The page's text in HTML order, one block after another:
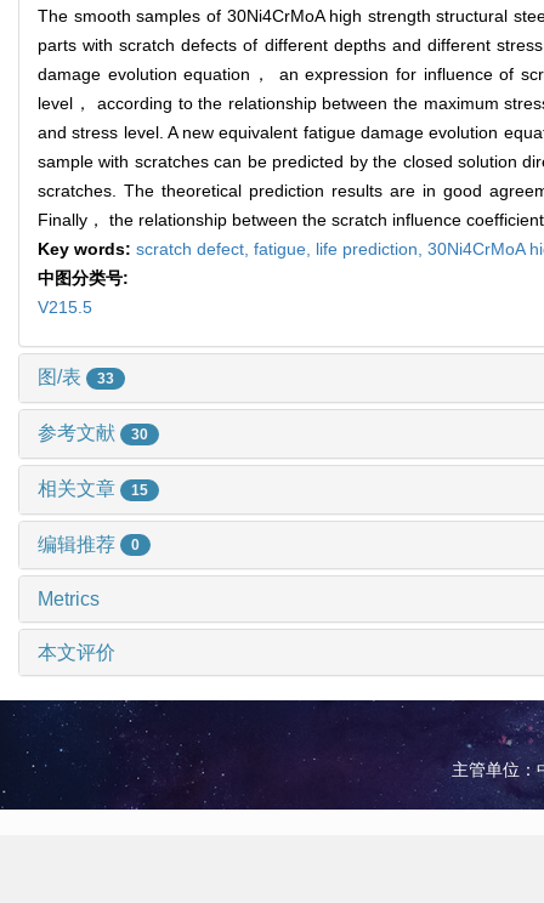
The smooth samples of 30Ni4CrMoA high strength structural
parts with scratch defects of different depths and different
damage evolution equation， an expression for influence of
level， according to the relationship between the maximum
and stress level. A new equivalent fatigue damage evolution
sample with scratches can be predicted by the closed solution
scratches. The theoretical prediction results are in good
Finally， the relationship between the scratch influence
Key words: scratch defect, fatigue, life prediction, 30Ni4CrMoA
中图分类号:
V215.5
图/表 33
参考文献 30
相关文章 15
编辑推荐 0
Metrics
本文评价
主管单位：